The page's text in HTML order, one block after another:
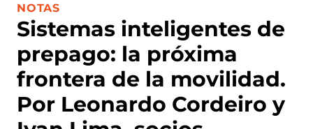
Sistemas inteligentes de
prepago: la próxima
frontera de la movilidad.
Por Leonardo Cordeiro y
CATEGORÍA:
NOTAS